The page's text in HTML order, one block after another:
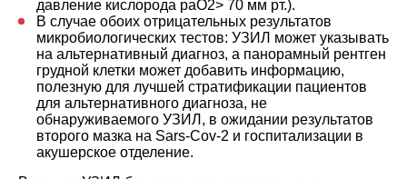
давление кислорода paO2> 70 мм рт.).
В случае обоих отрицательных результатов
микробиологических тестов: УЗИЛ может указывать
на альтернативный диагноз, а панорамный рентген
грудной клетки может добавить информацию,
полезную для лучшей стратификации пациентов
для альтернативного диагноза, не
обнаруживаемого УЗИЛ, в ожидании результатов
второго мазка на Sars-Cov-2 и госпитализации в
акушерское отделение.